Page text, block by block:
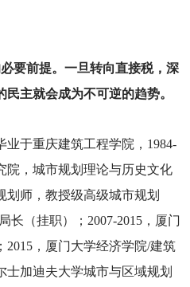
要前提。一旦转向直接税，深
主就会成为不可逆的趋势。
业于重庆建筑工程学院，1984-
院，城市规划理论与历史文化
师，教授级高级城市规划
长（挂职）；2007-2015，厦门
，厦门大学经济学院/建筑
士加迪夫大学城市与区域规划